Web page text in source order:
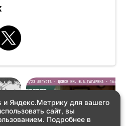
Яндекс.Метрику для вашего
сайт, вы
Подробнее в
КОНЦЕРТЫ
Так звучит Якутия.